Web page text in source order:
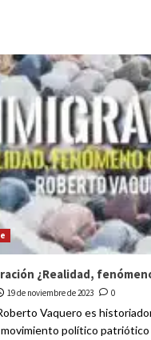
¿Realidad,
19 de noviembre de 2023 0
Vaquero es
político patriótico